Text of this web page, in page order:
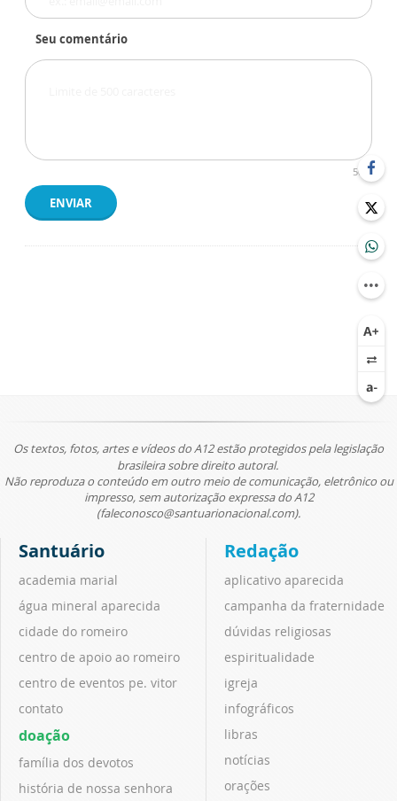
Seu comentário
500
ENVIAR
Os textos, fotos, artes e vídeos do A12 estão protegidos pela legislação
brasileira sobre direito autoral.
Não reproduza o conteúdo em outro meio de comunicação, eletrônico ou
impresso, sem autorização expressa do A12
(faleconosco@santuarionacional.com).
Santuário
academia marial
água mineral aparecida
cidade do romeiro
centro de apoio ao romeiro
centro de eventos pe. vitor
contato
doação
família dos devotos
história de nossa senhora
Redação
aplicativo aparecida
campanha da fraternidade
dúvidas religiosas
espiritualidade
igreja
infográficos
libras
notícias
orações